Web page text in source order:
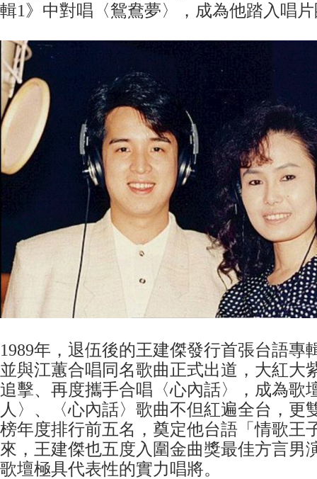
輯1》中對唱〈鴛鴦夢〉，成為他踏入唱
1989年，退伍後的王建傑發行首張台語專
並與江蕙合唱同名歌曲正式出道，大紅大
追擊、再度攜手合唱〈心內話〉，成為歌
人〉、〈心內話〉歌曲不但紅遍全台，更
榜年度排行前五名，奠定他台語「情歌王
來，王建傑也五度入圍金曲獎最佳方言男
歌壇極具代表性的實力唱將。